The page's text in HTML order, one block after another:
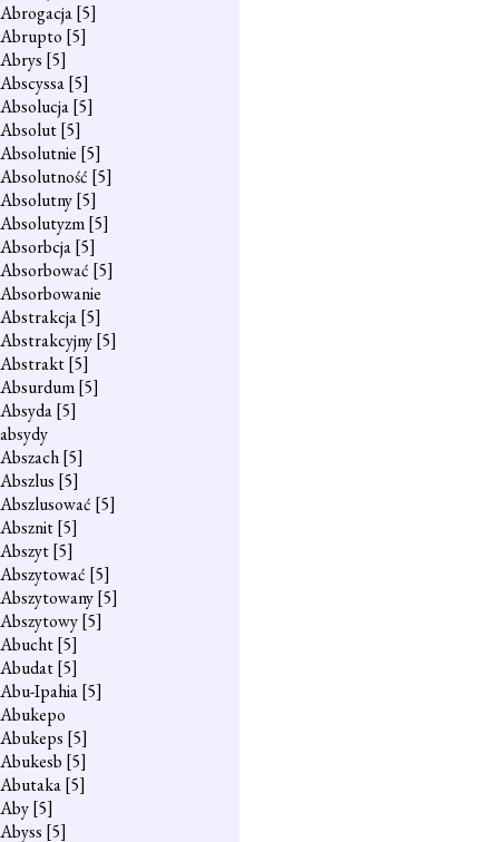
Abrogacja[5]
Abrupto [5]
Abrys [5]
Abscyssa[5]
Absolucja[5]
Absolut[5]
Absolutnie [5]
Absolutność [5]
Absolutny[5]
Absolutyzm[5]
Absorbcja[5]
Absorbować [5]
Absorbowanie
Abstrakcja[5]
Abstrakcyjny[5]
Abstrakt[5]
Absurdum[5]
Absyda[5]
absydy
Abszach[5]
Abszlus [5]
Abszlusować [5]
Absznit[5]
Abszyt[5]
Abszytować [5]
Abszytowany[5]
Abszytowy[5]
Abucht[5]
Abudat[5]
Abu-Ipahia[5]
Abukepo
Abukeps [5]
Abukesb [5]
Abutaka[5]
Aby[5]
Abyss [5]